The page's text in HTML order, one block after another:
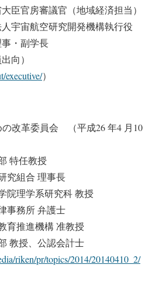
官房審議官（地域経済担当）
宇宙航空研究開発機構執行役
・副学長
向）
executive/）
改革委員会 （平成26 年4 月10
特任教授
究組合 理事長
院理学系研究科 教授
事務所 弁護士
育推進機構 准教授
教授、公認会計士
riken/pr/topics/2014/20140410_2/